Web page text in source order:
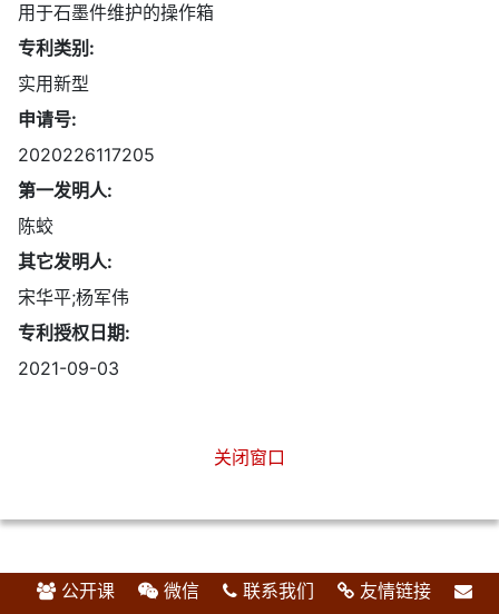
用于石墨件维护的操作箱
专利类别:
实用新型
申请号:
2020226117205
第一发明人:
陈蛟
其它发明人:
宋华平;杨军伟
专利授权日期:
2021-09-03
关闭窗口
公开课 微信 联系我们 友情链接